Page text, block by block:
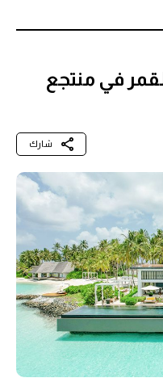
في منتجع
شارك